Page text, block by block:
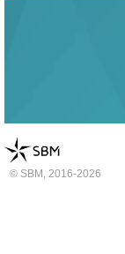
© SBM, 2016-2026